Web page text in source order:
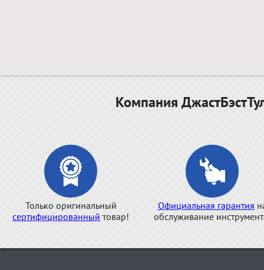
Компания
Только оригинальный
сертифицированный товар!
Официальная гарантия
обслуживание